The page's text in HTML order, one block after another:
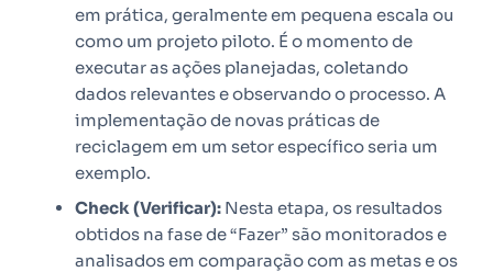
em prática, geralmente em pequena escala ou
como um projeto piloto. É o momento de
executar as ações planejadas, coletando
dados relevantes e observando o processo. A
implementação de novas práticas de
reciclagem em um setor específico seria um
exemplo.
Check (Verificar): Nesta etapa, os resultados
obtidos na fase de “Fazer” são monitorados e
analisados em comparação com as metas e os